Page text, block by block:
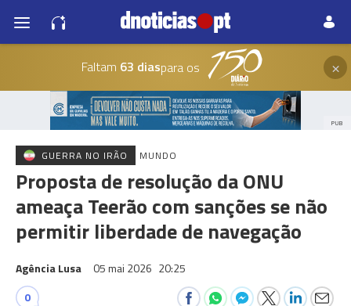
Faltam 63 diaspara os ×
PUB
GUERRA NO IRÃO MUNDO
Proposta de resolução da ONU
ameaça Teerão com sanções se não
permitir liberdade de navegação
Agência Lusa 05 mai 2026 20:25
0